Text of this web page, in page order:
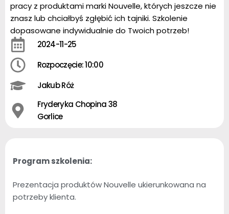
pracy z produktami marki Nouvelle, których jeszcze nie
znasz lub chciałbyś zgłębić ich tajniki. Szkolenie
dopasowane indywidualnie do Twoich potrzeb!
2024-11-25
Rozpoczęcie: 10:00
Jakub Róż
Fryderyka Chopina 38
Gorlice
Program szkolenia:
Prezentacja produktów Nouvelle ukierunkowana na
potrzeby klienta.